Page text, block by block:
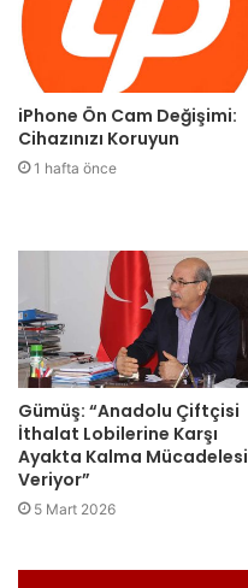
iPhone Ön Cam Değişimi:
Cihazınızı Koruyun
1 hafta önce
Gümüş: “Anadolu Çiftçisi
İthalat Lobilerine Karşı
Ayakta Kalma Mücadelesi
Veriyor”
5 Mart 2026